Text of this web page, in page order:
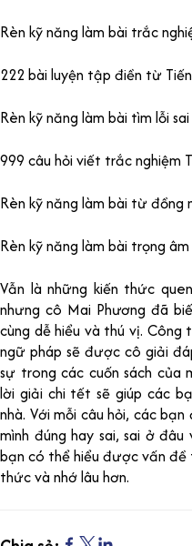
Rèn kỹ năng làm bài trắc
222 bài luyện tập điền từ
Rèn kỹ năng làm bài tìm lỗi
999 câu hỏi viết trắc nghiệm
Rèn kỹ năng làm bài từ đồng
Rèn kỹ năng làm bài trọng
Vẫn là những kiến thức
nhưng cô Mai Phương đã
cùng dễ hiểu và thú vị. Công
ngữ pháp sẽ được cô giải
sự trong các cuốn sách của
lời giải chi tết sẽ giúp các
nhà. Với mỗi câu hỏi, các
mình đúng hay sai, sai ở
bạn có thể hiểu được vấn đề
thức và nhớ lâu hơn.